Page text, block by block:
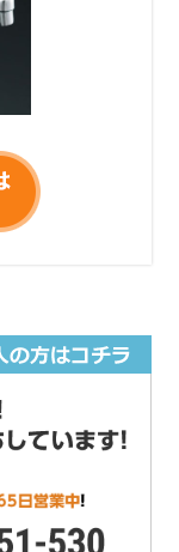
迄になりま
。
時間を
～PM6:00